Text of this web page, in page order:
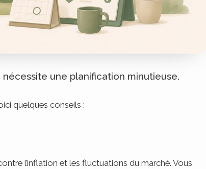
une planification minutieuse.
quelques conseils :
l’inflation et les fluctuations du marché. Vous